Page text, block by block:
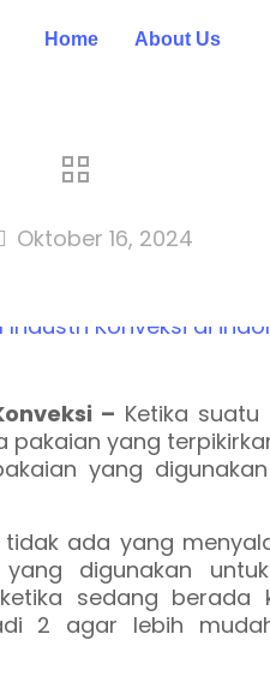
Home About Us
Oktober 16, 2024
– Ketika
yang
yang
ada yang
digunakan
sedang berada
2 agar lebih